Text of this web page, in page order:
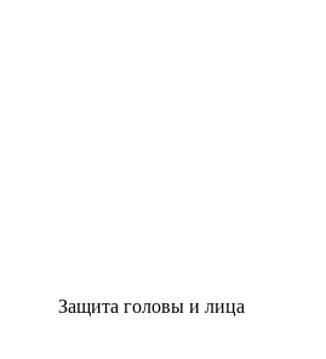
Защита головы и лица